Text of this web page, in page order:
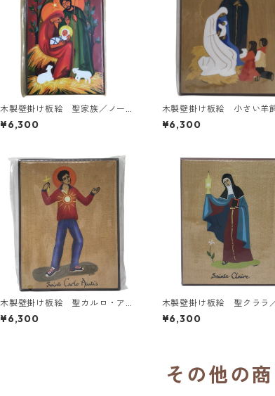
木製壁掛け板絵 聖家族／ノート
ルダム・ド・ヴェニエール修道院
（フランス）
¥6,300
木製壁掛け板絵 小さい羊
ノートルダム・ド・ヴェニ
修道院（フランス）
¥6,300
木製壁掛け板絵 聖カルロ・アク
ティス／ノートルダム・ド・ヴェ
ニエール修道院（フランス）
¥6,300
木製壁掛け板絵 聖クララ
トルダム・ド・ヴェニエー
院（フランス）
¥6,300
その他の